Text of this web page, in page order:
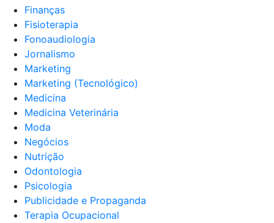
Finanças
Fisioterapia
Fonoaudiologia
Jornalismo
Marketing
Marketing (Tecnológico)
Medicina
Medicina Veterinária
Moda
Negócios
Nutrição
Odontologia
Psicologia
Publicidade e Propaganda
Terapia Ocupacional